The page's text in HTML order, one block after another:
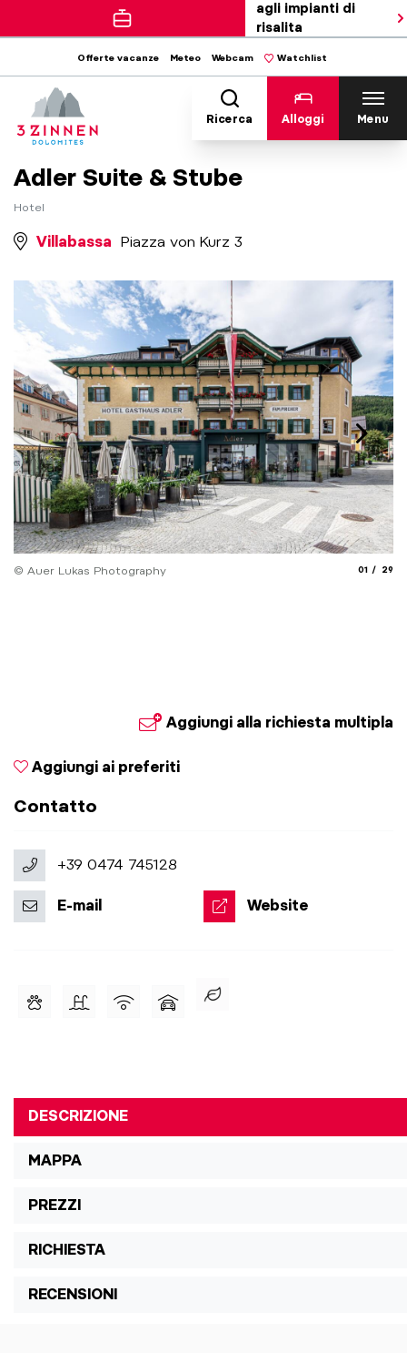
agli impianti di
risalita
Offerte vacanze Meteo Webcam Watchlist
Ricerca Alloggi Menu
Adler Suite & Stube
Hotel
Villabassa Piazza von Kurz 3
© Auer Lukas Photography 01 29
Aggiungi alla richiesta multipla
Aggiungi ai preferiti
Contatto
+39 0474 745128
E-mail Website
DESCRIZIONE
MAPPA
PREZZI
RICHIESTA
RECENSIONI